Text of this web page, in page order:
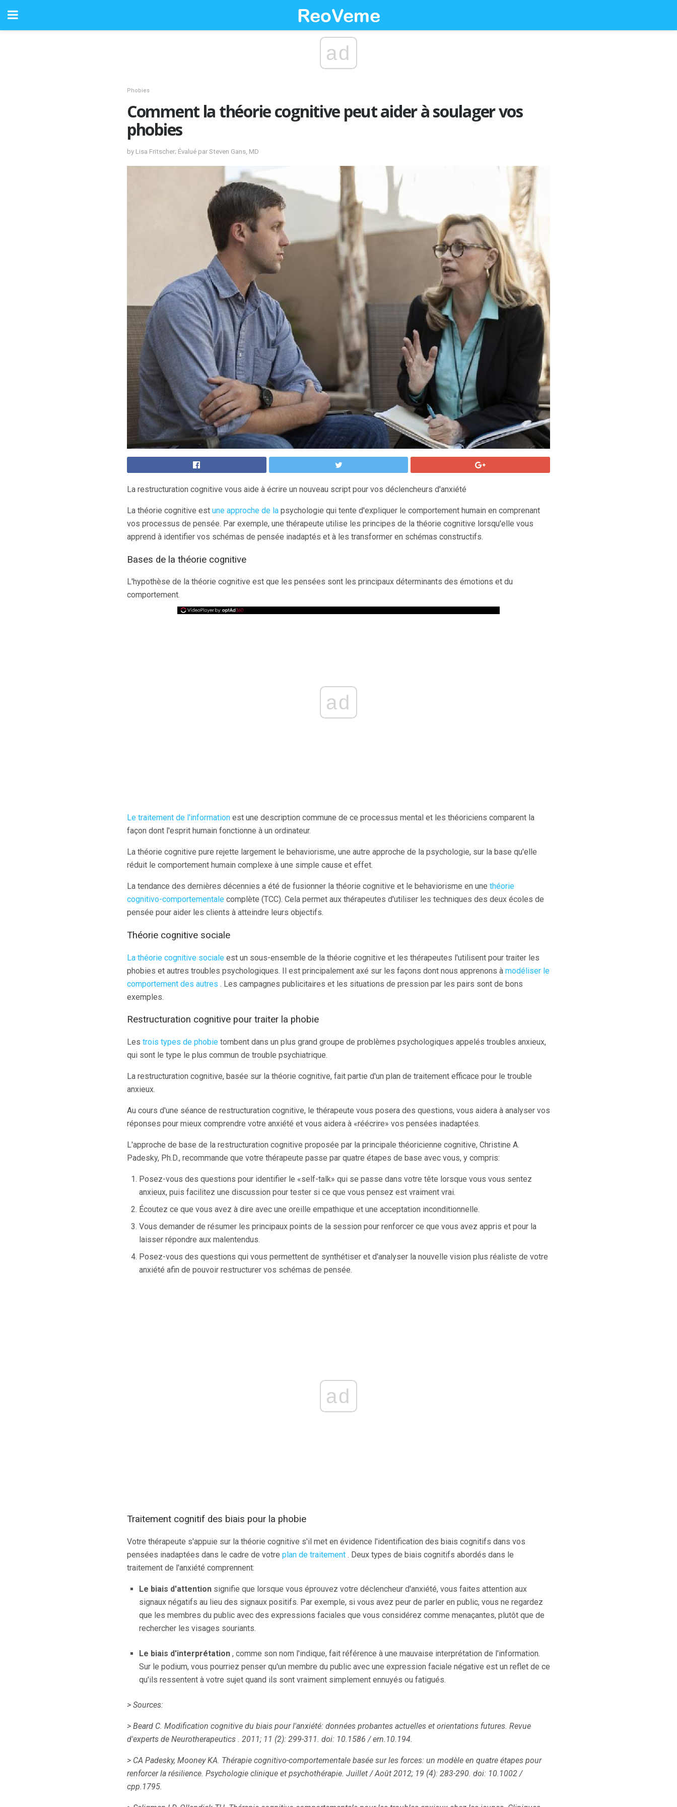
ad
Phobies
Comment la théorie cognitive peut aider à soulager vos
phobies
by Lisa Fritscher; Évalué par Steven Gans, MD
La restructuration cognitive vous aide à écrire un nouveau script pour vos déclencheurs d'anxiété
La théorie cognitive est une approche de la psychologie qui tente d'expliquer le comportement humain en comprenant
vos processus de pensée. Par exemple, une thérapeute utilise les principes de la théorie cognitive lorsqu'elle vous
apprend à identifier vos schémas de pensée inadaptés et à les transformer en schémas constructifs.
Bases de la théorie cognitive
L'hypothèse de la théorie cognitive est que les pensées sont les principaux déterminants des émotions et du
comportement.
ad
Le traitement de l'information est une description commune de ce processus mental et les théoriciens comparent la
façon dont l'esprit humain fonctionne à un ordinateur.
La théorie cognitive pure rejette largement le behaviorisme, une autre approche de la psychologie, sur la base qu'elle
réduit le comportement humain complexe à une simple cause et effet.
La tendance des dernières décennies a été de fusionner la théorie cognitive et le behaviorisme en une théorie
cognitivo-comportementale complète (TCC). Cela permet aux thérapeutes d'utiliser les techniques des deux écoles de
pensée pour aider les clients à atteindre leurs objectifs.
Théorie cognitive sociale
La théorie cognitive sociale est un sous-ensemble de la théorie cognitive et les thérapeutes l'utilisent pour traiter les
phobies et autres troubles psychologiques. Il est principalement axé sur les façons dont nous apprenons à modéliser le
comportement des autres . Les campagnes publicitaires et les situations de pression par les pairs sont de bons
exemples.
Restructuration cognitive pour traiter la phobie
Les trois types de phobie tombent dans un plus grand groupe de problèmes psychologiques appelés troubles anxieux,
qui sont le type le plus commun de trouble psychiatrique.
La restructuration cognitive, basée sur la théorie cognitive, fait partie d'un plan de traitement efficace pour le trouble
anxieux.
Au cours d'une séance de restructuration cognitive, le thérapeute vous posera des questions, vous aidera à analyser vos
réponses pour mieux comprendre votre anxiété et vous aidera à «réécrire» vos pensées inadaptées.
L'approche de base de la restructuration cognitive proposée par la principale théoricienne cognitive, Christine A.
Padesky, Ph.D., recommande que votre thérapeute passe par quatre étapes de base avec vous, y compris:
Posez-vous des questions pour identifier le «self-talk» qui se passe dans votre tête lorsque vous vous sentez
anxieux, puis facilitez une discussion pour tester si ce que vous pensez est vraiment vrai.
Écoutez ce que vous avez à dire avec une oreille empathique et une acceptation inconditionnelle.
Vous demander de résumer les principaux points de la session pour renforcer ce que vous avez appris et pour la
laisser répondre aux malentendus.
Posez-vous des questions qui vous permettent de synthétiser et d'analyser la nouvelle vision plus réaliste de votre
anxiété afin de pouvoir restructurer vos schémas de pensée.
ad
Traitement cognitif des biais pour la phobie
Votre thérapeute s'appuie sur la théorie cognitive s'il met en évidence l'identification des biais cognitifs dans vos
pensées inadaptées dans le cadre de votre plan de traitement . Deux types de biais cognitifs abordés dans le
traitement de l'anxiété comprennent:
Le biais d'attention signifie que lorsque vous éprouvez votre déclencheur d'anxiété, vous faites attention aux
signaux négatifs au lieu des signaux positifs. Par exemple, si vous avez peur de parler en public, vous ne regardez
que les membres du public avec des expressions faciales que vous considérez comme menaçantes, plutôt que de
rechercher les visages souriants.
Le biais d'interprétation , comme son nom l'indique, fait référence à une mauvaise interprétation de l'information.
Sur le podium, vous pourriez penser qu'un membre du public avec une expression faciale négative est un reflet de ce
qu'ils ressentent à votre sujet quand ils sont vraiment simplement ennuyés ou fatigués.
> Sources:
> Beard C. Modification cognitive du biais pour l'anxiété: données probantes actuelles et orientations futures. Revue
d'experts de Neurotherapeutics . 2011; 11 (2): 299-311. doi: 10.1586 / ern.10.194.
> CA Padesky, Mooney KA. Thérapie cognitivo-comportementale basée sur les forces: un modèle en quatre étapes pour
renforcer la résilience. Psychologie clinique et psychothérapie. Juillet / Août 2012; 19 (4): 283-290. doi: 10.1002 /
cpp.1795.